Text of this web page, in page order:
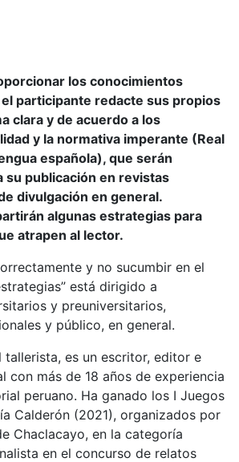
los conocimientos
participante redacte sus propios
clara y de acuerdo a los
y la normativa imperante (Real
española), que serán
su publicación en revistas
divulgación en general.
algunas estrategias para
atrapen al lector.
y no sucumbir en el
está dirigido a
y preuniversitarios,
y público, en general.
tallerista, es un escritor, editor e
con más de 18 años de experiencia
peruano. Ha ganado los I Juegos
Calderón (2021), organizados por
Chaclacayo, en la categoría
en el concurso de relatos